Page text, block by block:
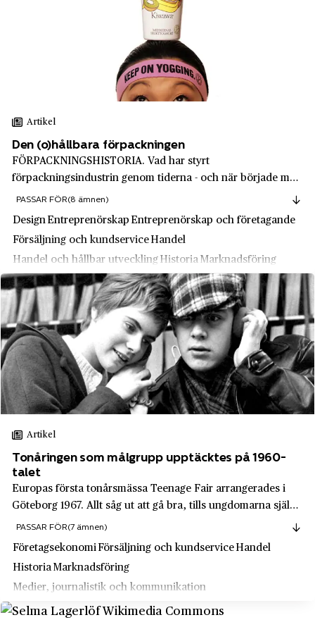
Monark-Crescent AB
Mäklarsamfundet
NASDAQ OMX
Nike
Nils Olssons hemslöjd
NilsonGroup
NKPK
Nordea
Nordisk Silkescellulosa
Nordiska Kompaniet, NK
Nordstjernans mineralvattenfabrik
Nordsvenska Köpmanna AB
Norstedts
Nxt2b
Nymans verkstäder
Ofvandahls hovkonditori
OHB Sweden AB
Ohlsson & Skarne
Munksjön
Märsta
Mölle
Mölndal
Mönsterås
Nacka
Norrbottens län
Norrköping
Norrmalm
Nybro
Nyköping
Nynäshamn
Nås
Nässjö
Perstorp
Porjus
Artikel
Den (o)hållbara förpackningen
FÖRPACKNINGSHISTORIA. Vad har styrt
förpackningsindustrin genom tiderna - och när började man
egentligen att ta hänsyn till miljömässig hållbarhet?
PASSAR FÖR(8 ämnen)
Design Entreprenörskap Entreprenörskap och företagande
Försäljning och kundservice Handel
Handel och hållbar utveckling Historia Marknadsföring
Artikel
Tonåringen som målgrupp upptäcktes på 1960-
talet
Europas första tonårsmässa Teenage Fair arrangerades i
Göteborg 1967. Allt såg ut att gå bra, tills ungdomarna själva
satte stopp för den, trots att den fyllts med allt vad
därifrån utan att vara ha...
PASSAR FÖR(7 ämnen)
Företagsekonomi Försäljning och kundservice Handel
Historia Marknadsföring
Medier, journalistik och kommunikation
Modedesign och sömnad